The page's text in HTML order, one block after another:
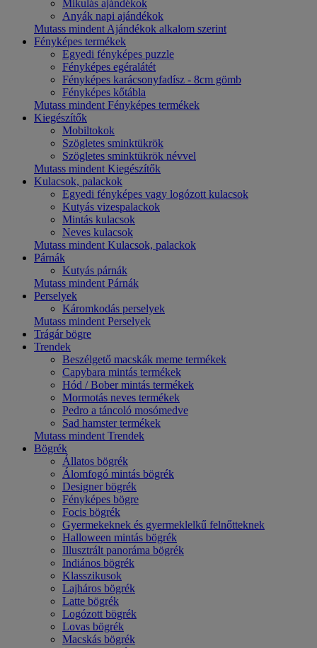
Mikulás ajándékok
Anyák napi ajándékok
Mutass mindent Ajándékok alkalom szerint
Fényképes termékek
Egyedi fényképes puzzle
Fényképes egéralátét
Fényképes karácsonyfadísz - 8cm gömb
Fényképes kőtábla
Mutass mindent Fényképes termékek
Kiegészítők
Mobiltokok
Szögletes sminktükrök
Szögletes sminktükrök névvel
Mutass mindent Kiegészítők
Kulacsok, palackok
Egyedi fényképes vagy logózott kulacsok
Kutyás vizespalackok
Mintás kulacsok
Neves kulacsok
Mutass mindent Kulacsok, palackok
Párnák
Kutyás párnák
Mutass mindent Párnák
Perselyek
Káromkodás perselyek
Mutass mindent Perselyek
Trágár bögre
Trendek
Beszélgető macskák meme termékek
Capybara mintás termékek
Hód / Bober mintás termékek
Mormotás neves termékek
Pedro a táncoló mosómedve
Sad hamster termékek
Mutass mindent Trendek
Bögrék
Állatos bögrék
Álomfogó mintás bögrék
Designer bögrék
Fényképes bögre
Focis bögrék
Gyermekeknek és gyermeklelkű felnőtteknek
Halloween mintás bögrék
Illusztrált panoráma bögrék
Indiános bögrék
Klasszikusok
Lajháros bögrék
Latte bögrék
Logózott bögrék
Lovas bögrék
Macskás bögrék